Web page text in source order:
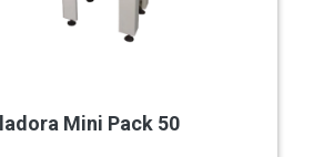
Mini Pack 50